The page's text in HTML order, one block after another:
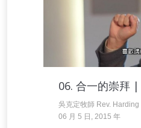
06. 合一的崇拜
吳克定牧師 Rev. Harding
06 月 5 日, 2015 年